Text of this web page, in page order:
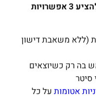
למי שנמצא בשלב הזה אני יכול להציע 3 אפשרויות
(ללא משאבת דישון
בה רק כשיוצאים
סיטר
אטומות על כל